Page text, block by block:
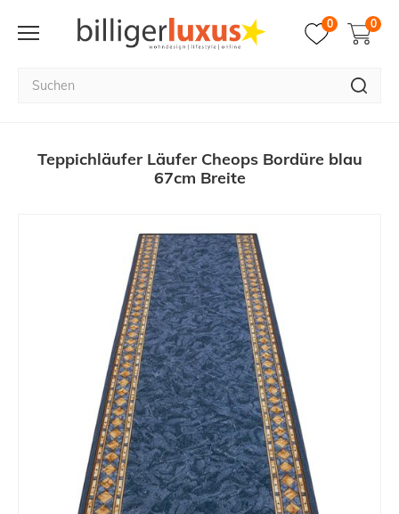
0 0
Teppichläufer Läufer Cheops Bordüre blau
67cm Breite